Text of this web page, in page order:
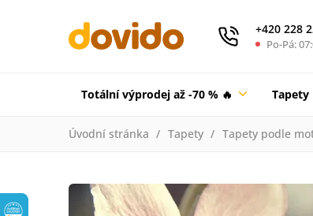
+420 228
Po-Pá:
Totální výprodej až -70 % 🔥 Tapety
Úvodní stránka Tapety Tapety podle